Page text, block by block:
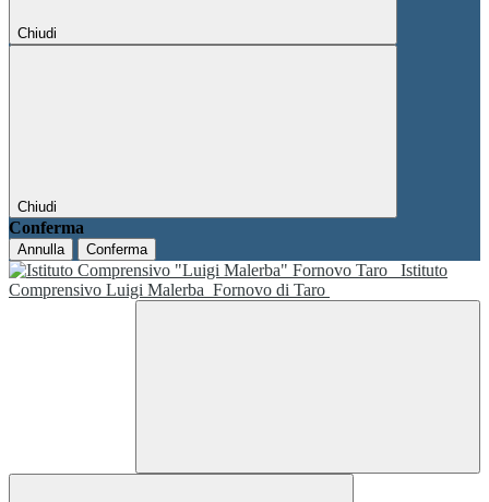
Chiudi
Chiudi
Conferma
Annulla Conferma
Istituto
Comprensivo Luigi Malerba Fornovo di Taro